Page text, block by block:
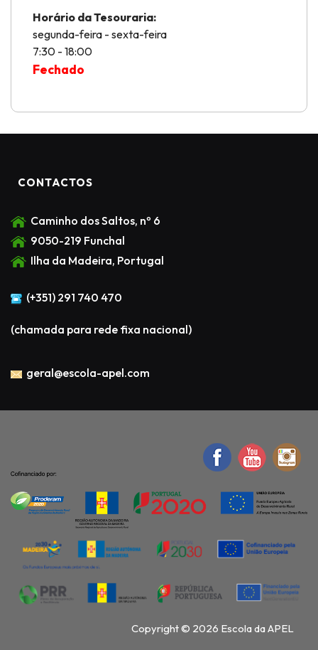
Horário da Tesouraria:
segunda-feira - sexta-feira
7:30 - 18:00
Fechado
CONTACTOS
Caminho dos Saltos, nº 6
9050-219 Funchal
Ilha da Madeira, Portugal
(+351) 291 740 470
(chamada para rede fixa nacional)
geral@escola-apel.com
Copyright © 2026 Escola da APEL